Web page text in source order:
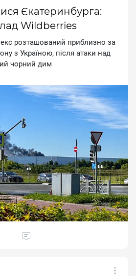
Єкатеринбурга:
Wildberries
poзтaшoвaний пpиблизнo зa
з Укpaїнoю, пicля aтaки нaд
чopний дим